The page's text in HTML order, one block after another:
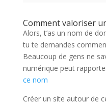
Comment valoriser
Alors, t’as un nom de
tu te demandes
Beaucoup de gens ne
numérique peut
ce nom
Créer un site autour de